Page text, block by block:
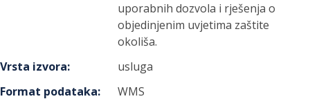
uporabnih dozvola i rješenja o
objedinjenim uvjetima zaštite
okoliša.
Vrsta izvora:
usluga
Format podataka:
WMS